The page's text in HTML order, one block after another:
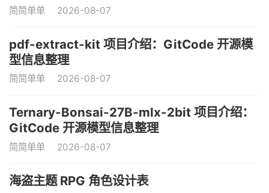
简简单单 2026-08-07
pdf-extract-kit 项目介绍：GitCode 开源模
型信息整理
简简单单 2026-08-07
Ternary-Bonsai-27B-mlx-2bit 项目介绍：
GitCode 开源模型信息整理
简简单单 2026-08-07
海盗主题 RPG 角色设计表